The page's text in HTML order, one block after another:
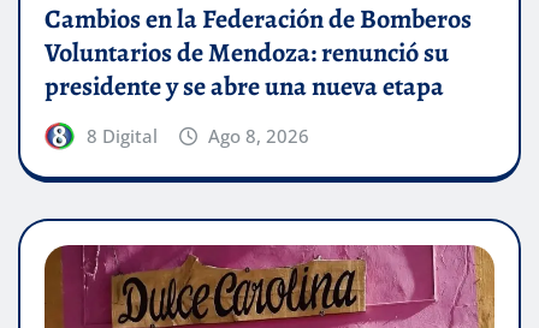
Cambios en la Federación de Bomberos
Voluntarios de Mendoza: renunció su
presidente y se abre una nueva etapa
8 Digital Ago 8, 2026